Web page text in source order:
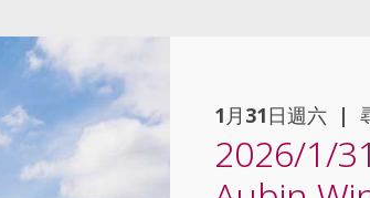
1月31日週六
  |
2026/1/